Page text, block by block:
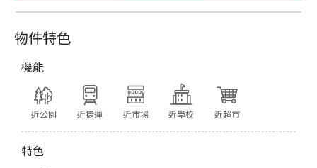
物件特色
機能
近公園 近捷運 近市場 近學校 近超市
特色